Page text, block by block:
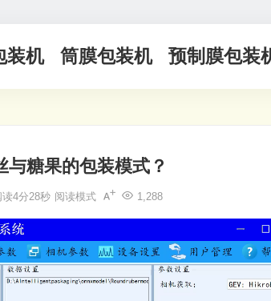
装机 筒膜包装机 预制膜包装
糖果的包装模式？
1,288
读4分28秒 阅读模式